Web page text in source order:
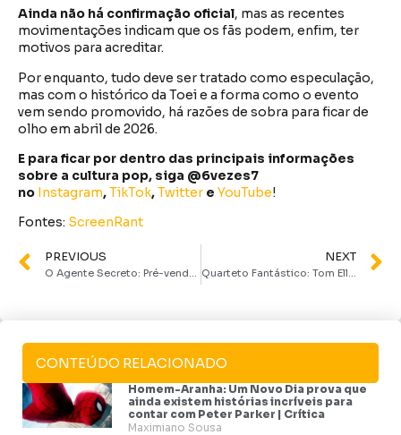
Ainda não há confirmação oficial, mas as recentes
movimentações indicam que os fãs podem, enfim, ter
motivos para acreditar.
Por enquanto, tudo deve ser tratado como especulação,
mas com o histórico da Toei e a forma como o evento
vem sendo promovido, há razões de sobra para ficar de
olho em abril de 2026.
E para ficar por dentro das principais informações
sobre a cultura pop, siga @6vezes7
no Instagram,TikTok,Twitter e YouTube!
Fontes: ScreenRant
PREVIOUS NEXT
CONTEÚDO RELACIONADO
Homem-Aranha: Um Novo Dia prova que
ainda existem histórias incríveis para
contar com Peter Parker | Crítica
Maximiano Sousa